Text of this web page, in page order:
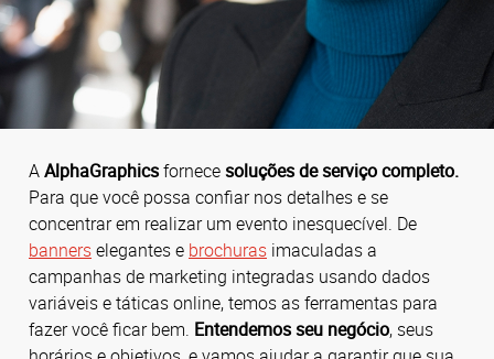
AAlphaGraphicsfornecesoluções de serviço completo.
Para que você possa confiar nos detalhes e se
concentrar em realizar um evento inesquecível. De
bannerselegantes e brochuras imaculadas a
campanhas de marketing integradas usando dados
variáveis e táticas online, temos as ferramentas para
fazer você ficar bem. Entendemos seu negócio, seus